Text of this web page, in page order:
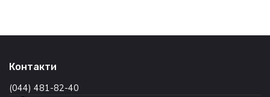
Контакти
(044) 481-82-40